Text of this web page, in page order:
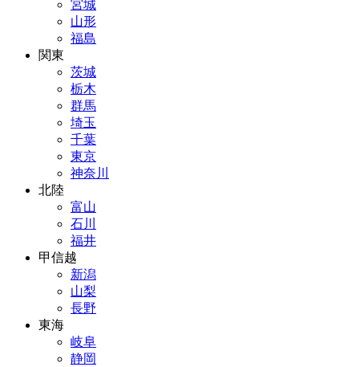
宮城
山形
福島
関東
茨城
栃木
群馬
埼玉
千葉
東京
神奈川
北陸
富山
石川
福井
甲信越
新潟
山梨
長野
東海
岐阜
静岡